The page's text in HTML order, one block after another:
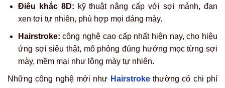
Điêu khắc 8D: kỹ thuật nâng cấp với sợi mảnh, đan
xen tơi tự nhiên, phù hợp mọi dáng mày.
Hairstroke: công nghệ cao cấp nhất hiện nay, cho hiệu
ứng sợi siêu thật, mô phỏng đúng hướng mọc từng sợi
mày, mềm mại như lông mày tự nhiên.
Những công nghệ mới như Hairstrokethường có chi phí